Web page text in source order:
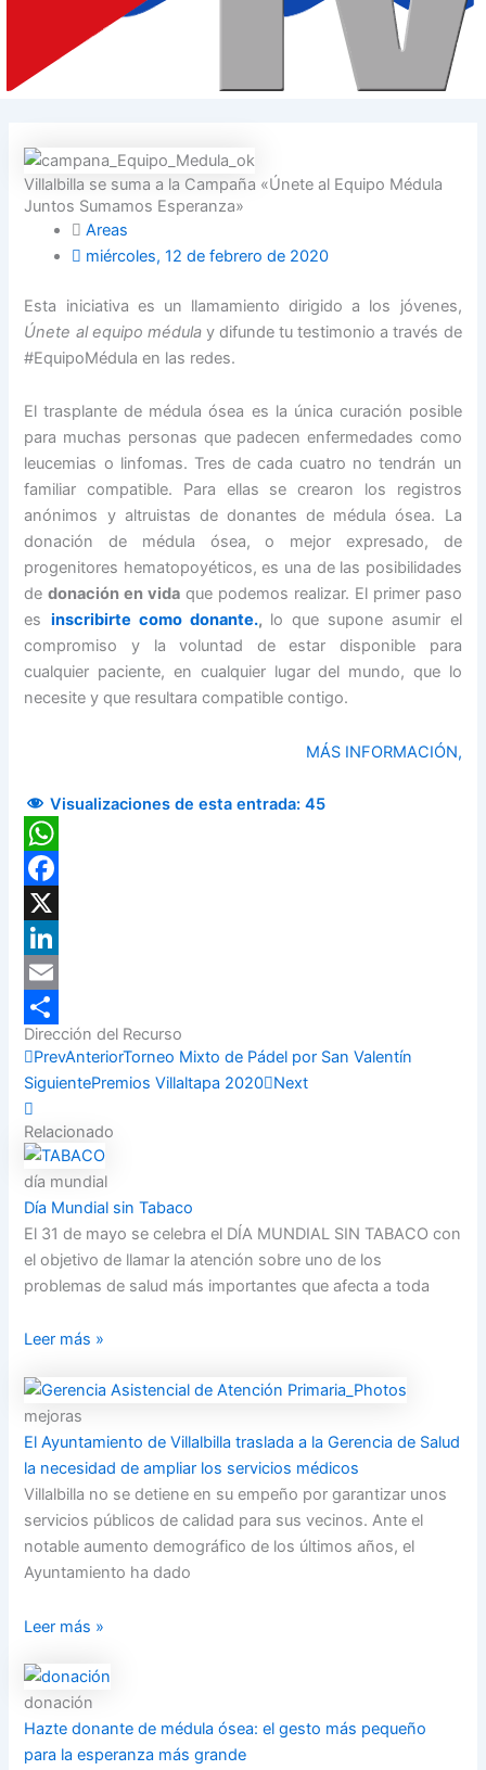
Villalbilla se suma a la Campaña «Únete al Equipo Médula
Juntos Sumamos Esperanza»
Areas
miércoles, 12 de febrero de 2020
Esta iniciativa es un llamamiento dirigido a los jóvenes,
Únete al equipo médulay difunde tu testimonio a través de
#EquipoMédula en las redes.
El trasplante de médula ósea es la única curación posible
para muchas personas que padecen enfermedades como
leucemias o linfomas. Tres de cada cuatro no tendrán un
familiar compatible. Para ellas se crearon los registros
anónimos y altruistas de donantes de médula ósea. La
donación de médula ósea, o mejor expresado, de
progenitores hematopoyéticos, es una de las posibilidades
dedonación en vida que podemos realizar. El primer paso
es inscribirte como donante., lo que supone asumir el
compromiso y la voluntad de estar disponible para
cualquier paciente, en cualquier lugar del mundo, que lo
necesite y que resultara compatible contigo.
MÁS INFORMACIÓN,
Visualizaciones de esta entrada: 45
WhatsApp
Facebook
X
LinkedIn
Email
Compartir
Dirección del Recurso
PrevAnteriorTorneo Mixto de Pádel por San Valentín
SiguientePremios Villaltapa 2020 Next
Relacionado
día mundial
Día Mundial sin Tabaco
El 31 de mayo se celebra el DÍA MUNDIAL SIN TABACO con
el objetivo de llamar la atención sobre uno de los
problemas de salud más importantes que afecta a toda
Leer más »
mejoras
El Ayuntamiento de Villalbilla traslada a la Gerencia de Salud
la necesidad de ampliar los servicios médicos
Villalbilla no se detiene en su empeño por garantizar unos
servicios públicos de calidad para sus vecinos. Ante el
notable aumento demográfico de los últimos años, el
Ayuntamiento ha dado
Leer más »
donación
Hazte donante de médula ósea: el gesto más pequeño
para la esperanza más grande